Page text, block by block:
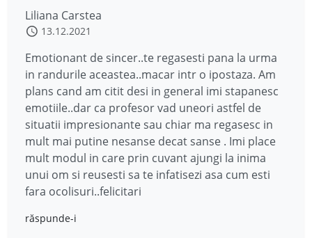
Liliana Carstea
13.12.2021
Emotionant de sincer..te regasesti pana la urma
in randurile aceastea..macar intr o ipostaza. Am
plans cand am citit desi in general imi stapanesc
emotiile..dar ca profesor vad uneori astfel de
situatii impresionante sau chiar ma regasesc in
mult mai putine nesanse decat sanse . Imi place
mult modul in care prin cuvant ajungi la inima
unui om si reusesti sa te infatisezi asa cum esti
fara ocolisuri..felicitari
răspunde-i